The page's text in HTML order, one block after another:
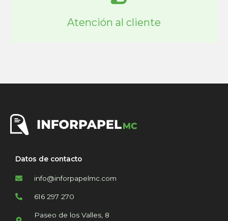
Atención al cliente
Datos de contacto
info@inforpapelmc.com
616 297 270
Paseo de los Valles, 8